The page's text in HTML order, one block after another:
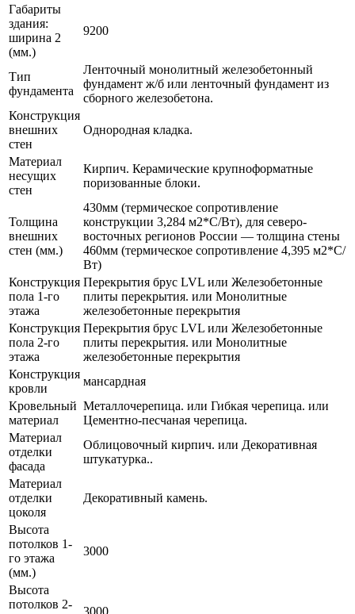
Габариты
здания:
ширина 2
(мм.)
9200
Тип
фундамента
Ленточный монолитный железобетонный
фундамент ж/б или ленточный фундамент из
сборного железобетона.
Конструкция
внешних
стен
Однородная кладка.
Материал
несущих
стен
Кирпич. Керамические крупноформатные
поризованные блоки.
Толщина
внешних
стен (мм.)
430мм (термическое сопротивление
конструкции 3,284 м2*С/Вт), для северо-
восточных регионов России — толщина стены
460мм (термическое сопротивление 4,395 м2*С/
Вт)
Конструкция
пола 1-го
этажа
Перекрытия брус LVL или Железобетонные
плиты перекрытия. или Монолитные
железобетонные перекрытия
Конструкция
пола 2-го
этажа
Перекрытия брус LVL или Железобетонные
плиты перекрытия. или Монолитные
железобетонные перекрытия
Конструкция
кровли
мансардная
Кровельный
материал
Металлочерепица. или Гибкая черепица. или
Цементно-песчаная черепица.
Материал
отделки
фасада
Облицовочный кирпич. или Декоративная
штукатурка..
Материал
отделки
цоколя
Декоративный камень.
Высота
потолков 1-
го этажа
(мм.)
3000
Высота
потолков 2-